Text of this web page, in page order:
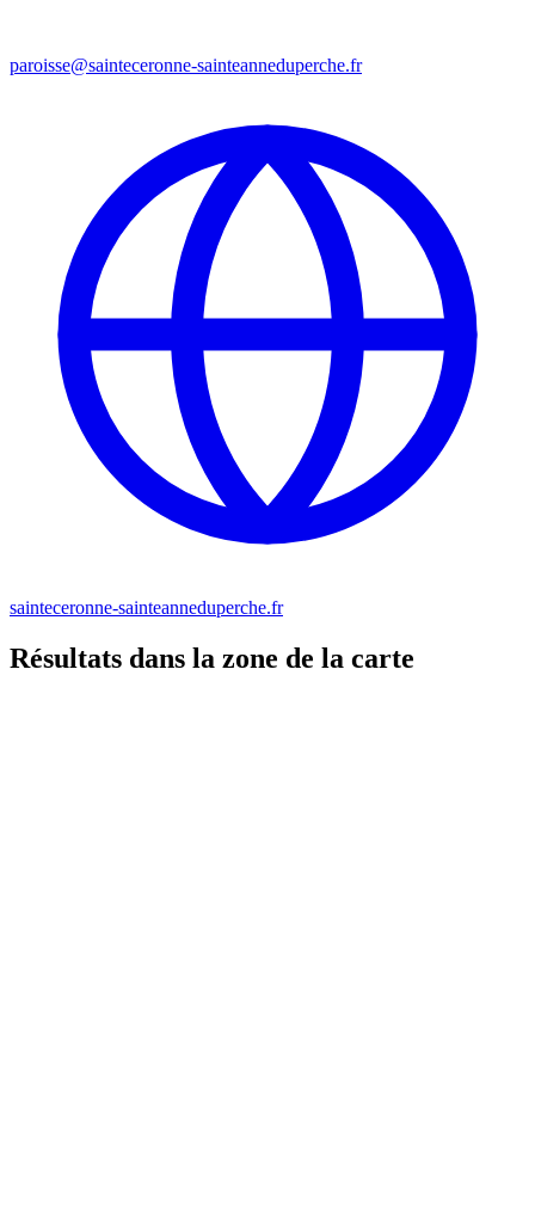
paroisse@sainteceronne-sainteanneduperche.fr
sainteceronne-sainteanneduperche.fr
Résultats dans la zone de la carte